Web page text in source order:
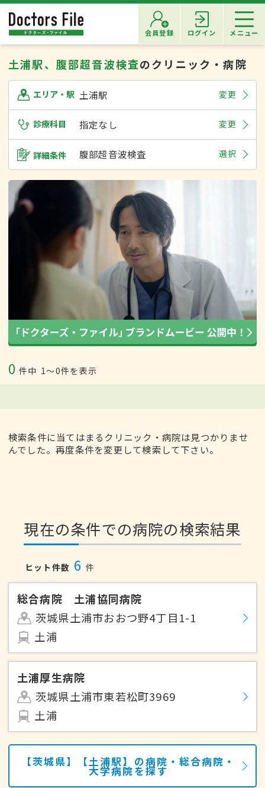
会員登録 ログイン メニュー
土浦駅、腹部超音波検査のクリニック・病院
エリア・駅 土浦駅 変更
診療科目 指定なし 変更
詳細条件 腹部超音波検査 選択
0 件中 1〜0件を表示
検索条件に当てはまるクリニック・病院は見つかりませ
んでした。再度条件を変更して検索して下さい。
現在の条件での病院の検索結果
ヒット件数 6 件
総合病院 土浦協同病院
茨城県土浦市おおつ野4丁目1-1
土浦
土浦厚生病院
茨城県土浦市東若松町3969
土浦
【茨城県】【土浦駅】の病院・総合病院・
大学病院を探す